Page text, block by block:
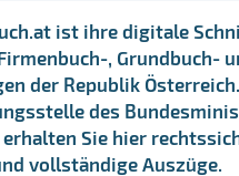
ist ihre digitale
, Grundbuch-
der Republik
des
Sie hier
vollständige Auszüge.